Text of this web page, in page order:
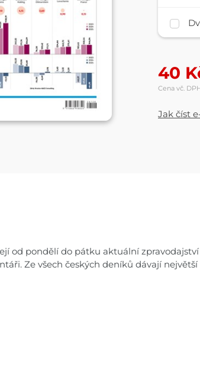
40
Cena vč.
Jak číst
od pondělí do pátku aktuální
Ze všech českých deníků dávají